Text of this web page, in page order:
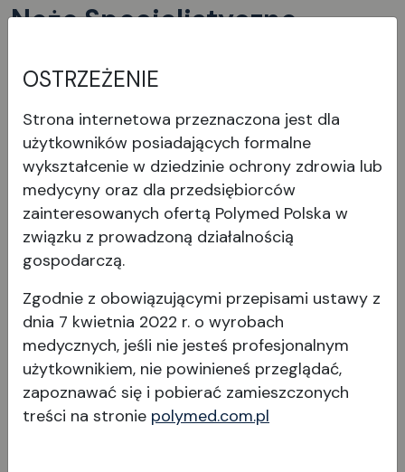
Noże Specjalistyczne
Wyświetl produkt
OSTRZEŻENIE
Strona internetowa przeznaczona jest dla
użytkowników posiadających formalne
wykształcenie w dziedzinie ochrony zdrowia lub
medycyny oraz dla przedsiębiorców
zainteresowanych ofertą Polymed Polska w
związku z prowadzoną działalnością
gospodarczą.
Zgodnie z obowiązującymi przepisami ustawy z
dnia 7 kwietnia 2022 r. o wyrobach
medycznych, jeśli nie jesteś profesjonalnym
użytkownikiem, nie powinieneś przeglądać,
zapoznawać się i pobierać zamieszczonych
treści na stronie polymed.com.pl